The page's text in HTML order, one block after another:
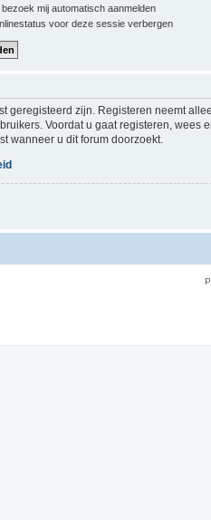
bezoek mij automatisch aanmelden
voor deze sessie verbergen
geregisteerd zijn. Registeren neemt
Voordat u gaat registeren,
wanneer u dit forum doorzoekt.